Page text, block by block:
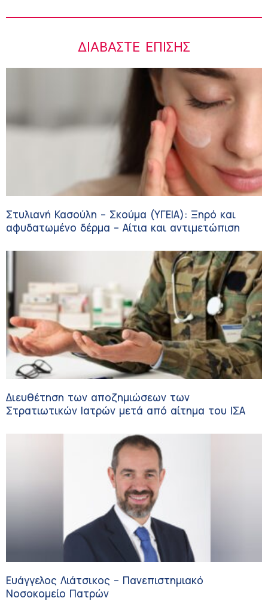
ΔΙΑΒΆΣΤΕ ΕΠΊΣΗΣ
Στυλιανή Κασούλη – Σκούμα (ΥΓΕΙΑ): Ξηρό και
αφυδατωμένο δέρμα – Αίτια και αντιμετώπιση
Διευθέτηση των αποζημιώσεων των
Στρατιωτικών Ιατρών μετά από αίτημα του ΙΣΑ
Ευάγγελος Λιάτσικος – Πανεπιστημιακό
Νοσοκομείο Πατρών